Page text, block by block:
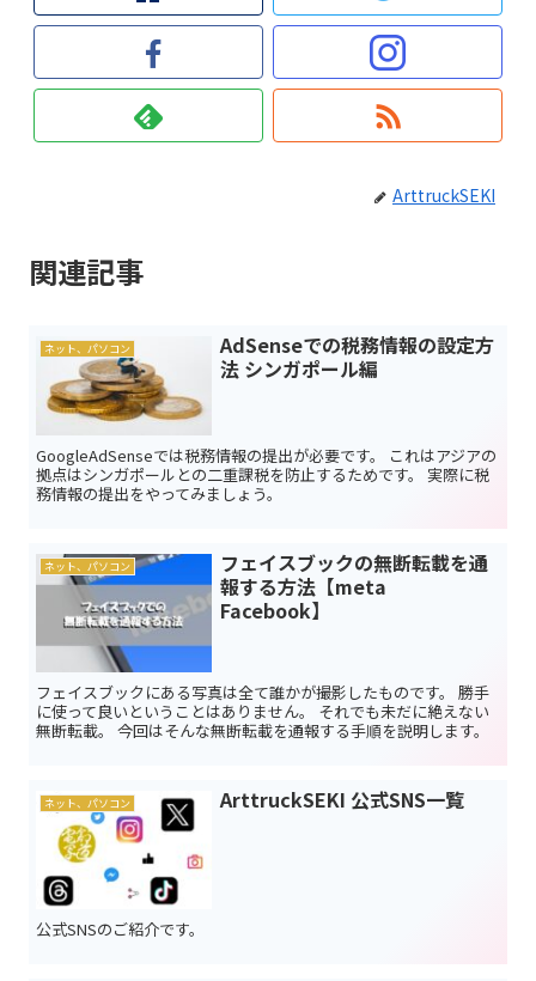
ArttruckSEKI
関連記事
ネット、パソコン
AdSenseでの税務情報の設定方
法 シンガポール編
GoogleAdSenseでは税務情報の提出が必要です。 これはアジアの
拠点はシンガポールとの二重課税を防止するためです。 実際に税
務情報の提出をやってみましょう。
ネット、パソコン
フェイスブックの無断転載を通
報する方法【meta
Facebook】
フェイスブックにある写真は全て誰かが撮影したものです。 勝手
に使って良いということはありません。 それでも未だに絶えない
無断転載。 今回はそんな無断転載を通報する手順を説明します。
ネット、パソコン ArttruckSEKI 公式SNS一覧
公式SNSのご紹介です。